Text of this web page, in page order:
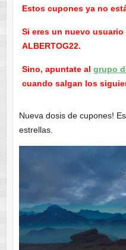
Estos cupones ya no
Si eres un nuevo
ALBERTOG22.
Sino, apuntate al grupo
cuando salgan los
Nueva dosis de cupones!
estrellas.